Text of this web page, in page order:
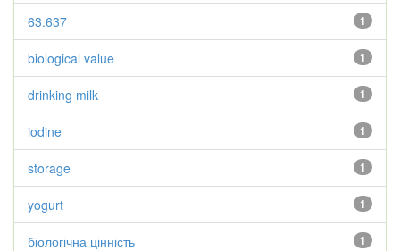
1
63.637
1
biological value
1
drinking milk
1
iodine
1
storage
1
yogurt
1
біологічна цінність